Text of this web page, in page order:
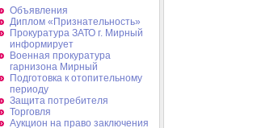
Объявления
Диплом «Признательность»
Прокуратура ЗАТО г. Мирный
информирует
Военная прокуратура
гарнизона Мирный
Подготовка к отопительному
периоду
Защита потребителя
Торговля
Аукцион на право заключения